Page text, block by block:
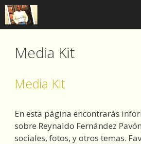
Skip
to
content
Media Kit
Media Kit
En esta página encontrarás
sobre Reynaldo Fernández
sociales, fotos, y otros temas.